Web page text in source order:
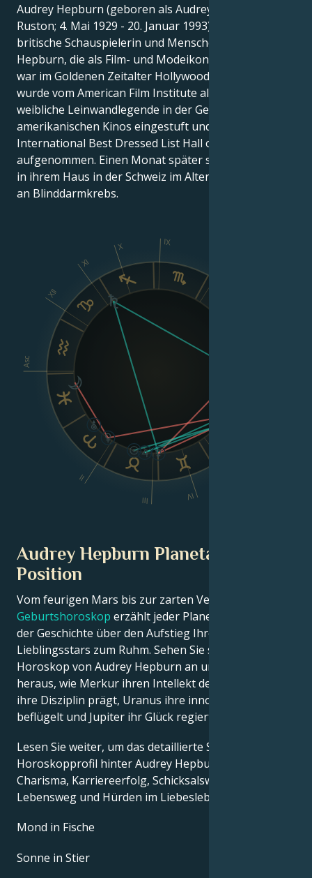
Audrey Hepburn (geboren als Audrey Kathleen
Ruston; 4. Mai 1929 - 20. Januar 1993) war eine
britische Schauspielerin und Menschenfreundin.
Hepburn, die als Film- und Modeikone bekannt ist,
war im Goldenen Zeitalter Hollywoods aktiv. Sie
wurde vom American Film Institute als drittgrößte
weibliche Leinwandlegende in der Geschichte des
amerikanischen Kinos eingestuft und in die
International Best Dressed List Hall of Fame
aufgenommen. Einen Monat später starb Hepburn
in ihrem Haus in der Schweiz im Alter von 63 Jahren
an Blinddarmkrebs.
Asc
II
III IV
IX
X
XI
XII
Audrey Hepburn Planetarische
Position
Vom feurigen Mars bis zur zarten Venus – in diesem
Geburtshoroskop erzählt jeder Planet seinen Teil
der Geschichte über den Aufstieg Ihres
Lieblingsstars zum Ruhm. Sehen Sie sich das Astro-
Horoskop von Audrey Hepburn an und finden Sie
heraus, wie Merkur ihren Intellekt definiert, Saturn
ihre Disziplin prägt, Uranus ihre innovativen Ideen
beflügelt und Jupiter ihr Glück regiert.
Lesen Sie weiter, um das detaillierte Sternzeichen-
Horoskopprofil hinter Audrey Hepburns Talent,
Charisma, Karriereerfolg, Schicksalswendungen,
Lebensweg und Hürden im Liebesleben zu erkunden.
Mond in Fische
Sonne in Stier